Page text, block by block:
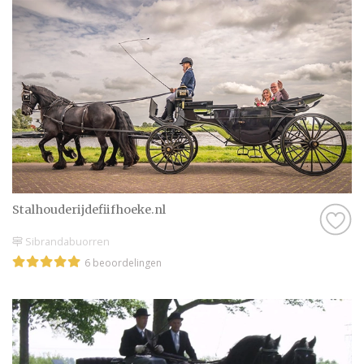
ervaren en zijn natuurlijk kritische
beoordelaars!
Daarom hebben wij bij elke professional op
onze website een beoordeling van echte
bruidsparen staan. Indien deze al
beoordeeld is, natuurlijk. Soms vind je
namelijk ook nieuwe professionals op onze
website, en dan is het misschien wel aan
jullie om de eerste beoordeling te schrijven!
Hoe dan ook, je kunt er zeker van zijn dat je
een geweldige ervaring krijgt met de
Trouwkoets in Sibrandabuorren op onze
website. Het zijn stuk voor stuk
jullie een onvergetelijke dag te bezorgen.
Genieten van de leukste Trouwkoets in
Stalhouderijdefiifhoeke.nl
Sibrandabuorren
6 beoordelingen